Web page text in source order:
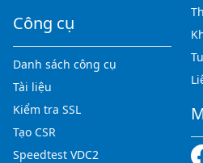
Công cụ
Danh sách công cụ
Tài liệu
Kiểm tra SSL
Tạo CSR
Speedtest VDC2